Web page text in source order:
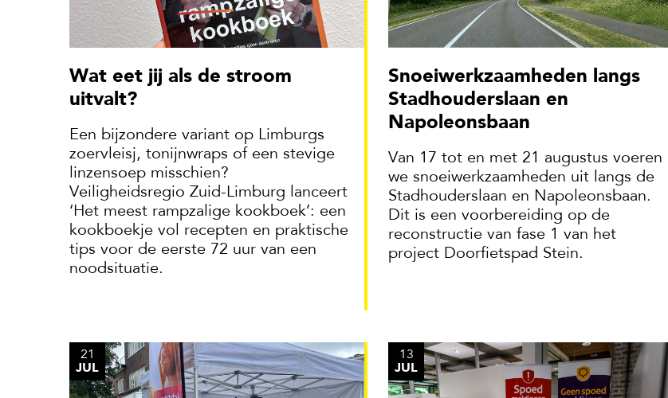
Wat eet jij als de stroom
uitvalt?
Een bijzondere variant op Limburgs
zoervleisj, tonijnwraps of een stevige
linzensoep misschien?
Veiligheidsregio Zuid-Limburg lanceert
‘Het meest rampzalige kookboek’: een
kookboekje vol recepten en praktische
tips voor de eerste 72 uur van een
noodsituatie.
Snoeiwerkzaamheden langs
Stadhouderslaan en
Napoleonsbaan
Van 17 tot en met 21 augustus voeren
we snoeiwerkzaamheden uit langs de
Stadhouderslaan en Napoleonsbaan.
Dit is een voorbereiding op de
reconstructie van fase 1 van het
project Doorfietspad Stein.
21
JUL
13
JUL